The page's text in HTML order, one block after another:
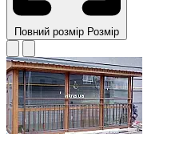
Повний розмір Розмір